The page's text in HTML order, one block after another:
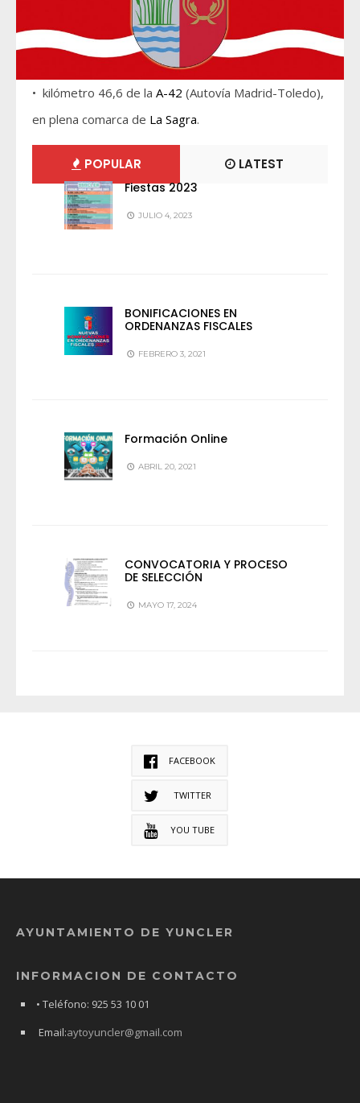
• kilómetro 46,6 de la A-42 (Autovía Madrid-Toledo),
en plena comarca de La Sagra.
POPULAR LATEST
Fiestas 2023
JULIO 4, 2023
BONIFICACIONES EN
ORDENANZAS FISCALES
FEBRERO 3, 2021
Formación Online
ABRIL 20, 2021
CONVOCATORIA Y PROCESO
DE SELECCIÓN
MAYO 17, 2024
FACEBOOK
TWITTER
YOU TUBE
AYUNTAMIENTO DE YUNCLER
INFORMACION DE CONTACTO
• Teléfono: 925 53 10 01
Email:aytoyuncler@gmail.com